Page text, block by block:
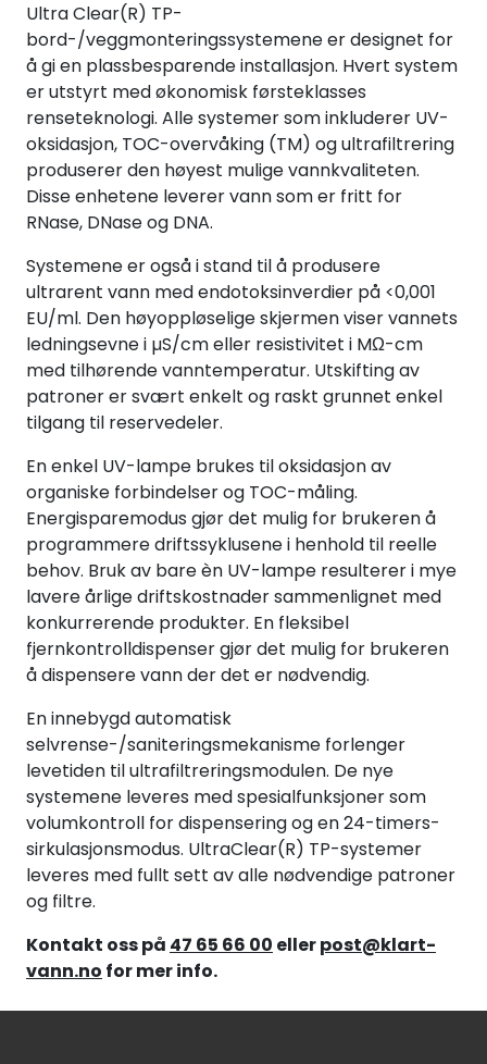
Ultra Clear(R) TP-
bord-/veggmonteringssystemene er designet for
å gi en plassbesparende installasjon. Hvert system
er utstyrt med økonomisk førsteklasses
renseteknologi. Alle systemer som inkluderer UV-
oksidasjon, TOC-overvåking (TM) og ultrafiltrering
produserer den høyest mulige vannkvaliteten.
Disse enhetene leverer vann som er fritt for
RNase, DNase og DNA.
Systemene er også i stand til å produsere
ultrarent vann med endotoksinverdier på <0,001
EU/ml. Den høyoppløselige skjermen viser vannets
ledningsevne i µS/cm eller resistivitet i MΩ-cm
med tilhørende vanntemperatur. Utskifting av
patroner er svært enkelt og raskt grunnet enkel
tilgang til reservedeler.
En enkel UV-lampe brukes til oksidasjon av
organiske forbindelser og TOC-måling.
Energisparemodus gjør det mulig for brukeren å
programmere driftssyklusene i henhold til reelle
behov. Bruk av bare èn UV-lampe resulterer i mye
lavere årlige driftskostnader sammenlignet med
konkurrerende produkter. En fleksibel
fjernkontrolldispenser gjør det mulig for brukeren
å dispensere vann der det er nødvendig.
En innebygd automatisk
selvrense-/saniteringsmekanisme forlenger
levetiden til ultrafiltreringsmodulen. De nye
systemene leveres med spesialfunksjoner som
volumkontroll for dispensering og en 24-timers-
sirkulasjonsmodus. UltraClear(R) TP-systemer
leveres med fullt sett av alle nødvendige patroner
og filtre.
Kontakt oss på 47 65 66 00 ellerpost@klart-
vann.no for mer info.